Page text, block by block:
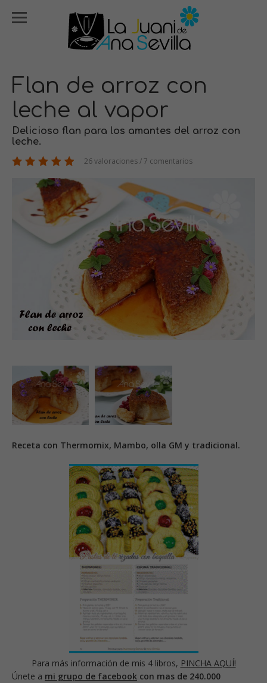
Flan de arroz con
leche al vapor
Delicioso flan para los amantes del arroz con
leche.
26 valoraciones / 7 comentarios
Receta con Thermomix, Mambo, olla GM y tradicional.
Para más información de mis 4 libros, PINCHA AQUÍ!
Únete a mi grupo de facebook con mas de 240.000